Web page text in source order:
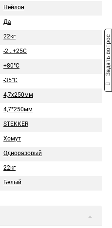
Нейлон
Да
22кг
-2...+25С
+80°C
-35°C
4,7x250мм
4,7*250мм
STEKKER
Хомут
Одноразовый
22кг
Белый
Задать вопрос